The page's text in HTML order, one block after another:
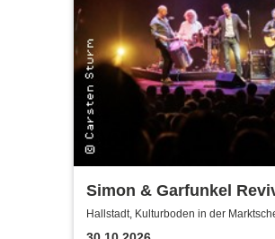
Simon & Garfunkel
Band
Hallstadt, Kulturboden in der